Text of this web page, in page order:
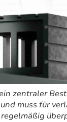
zentraler
muss für